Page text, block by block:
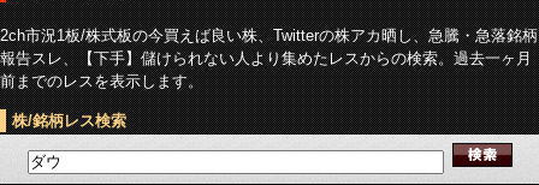
2ch市況1板/株式板の今買えば良い株、Twitterの株アカ晒し、急騰・急落銘柄
報告スレ、【下手】儲けられない人より集めたレスからの検索。過去一ヶ月
前までのレスを表示します。
株/銘柄レス検索